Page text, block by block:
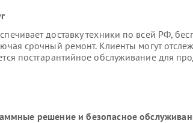
доставку техники по всей РФ,
срочный ремонт. Клиенты могут
постгарантийное обслуживание для
решение и безопасное